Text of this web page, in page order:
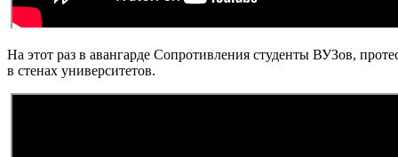
На этот раз в авангарде Сопротивления студенты ВУЗов,
в стенах университетов.